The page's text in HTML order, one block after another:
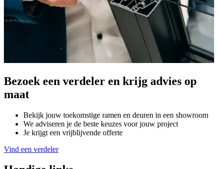
Bezoek een verdeler en krijg advies op
maat
Bekijk jouw toekomstige ramen en deuren in een showroom
We adviseren je de beste keuzes voor jouw project
Je krijgt een vrijblijvende offerte
Vind een verdeler